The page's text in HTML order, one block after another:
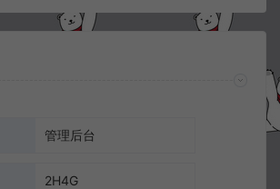
管理后台
2H4G